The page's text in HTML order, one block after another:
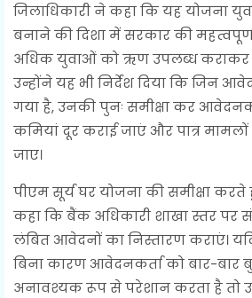
जिलाधिकारी ने कहा कि यह योजना
बनाने की दिशा में सरकार की
अधिक युवाओं को ऋण उपलब्ध कराकर
उन्होंने यह भी निर्देश दिया कि जिन
गया है, उनकी पुनः समीक्षा कर
कमियां दूर कराई जाएं और पात्र
जाए।
पीएम सूर्य घर योजना की समीक्षा करते
कहा कि बैंक अधिकारी शाखा स्तर पर
लंबित आवेदनों का निस्तारण कराएं।
बिना कारण आवेदनकर्ता को बार-बार
अनावश्यक रूप से परेशान करता है तो